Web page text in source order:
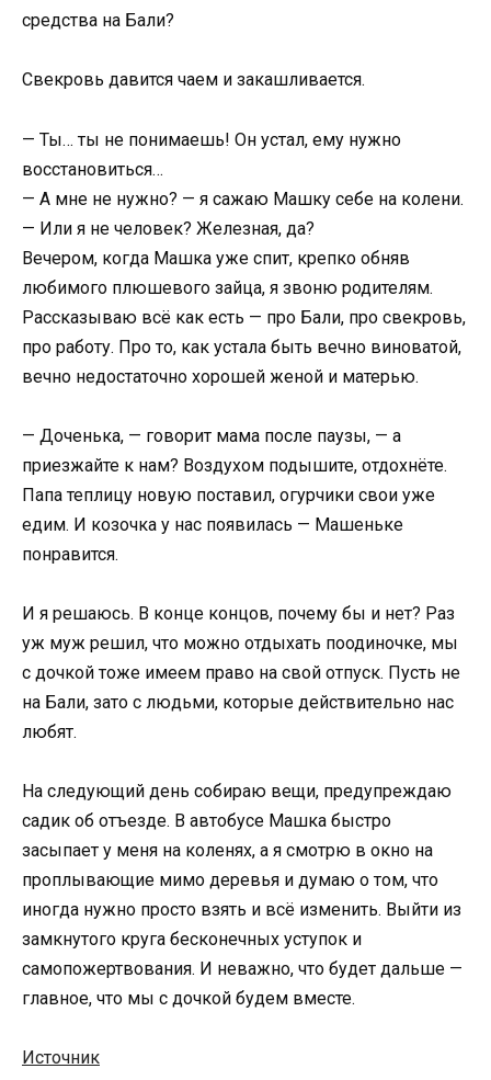
средства на Бали?
Свекровь давится чаем и закашливается.
— Ты… ты не понимаешь! Он устал, ему нужно
восстановиться…
— А мне не нужно? — я сажаю Машку себе на колени.
— Или я не человек? Железная, да?
Вечером, когда Машка уже спит, крепко обняв
любимого плюшевого зайца, я звоню родителям.
Рассказываю всё как есть — про Бали, про свекровь,
про работу. Про то, как устала быть вечно виноватой,
вечно недостаточно хорошей женой и матерью.
— Доченька, — говорит мама после паузы, — а
приезжайте к нам? Воздухом подышите, отдохнёте.
Папа теплицу новую поставил, огурчики свои уже
едим. И козочка у нас появилась — Машеньке
понравится.
И я решаюсь. В конце концов, почему бы и нет? Раз
уж муж решил, что можно отдыхать поодиночке, мы
с дочкой тоже имеем право на свой отпуск. Пусть не
на Бали, зато с людьми, которые действительно нас
любят.
На следующий день собираю вещи, предупреждаю
садик об отъезде. В автобусе Машка быстро
засыпает у меня на коленях, а я смотрю в окно на
проплывающие мимо деревья и думаю о том, что
иногда нужно просто взять и всё изменить. Выйти из
замкнутого круга бесконечных уступок и
самопожертвования. И неважно, что будет дальше —
главное, что мы с дочкой будем вместе.
Источник